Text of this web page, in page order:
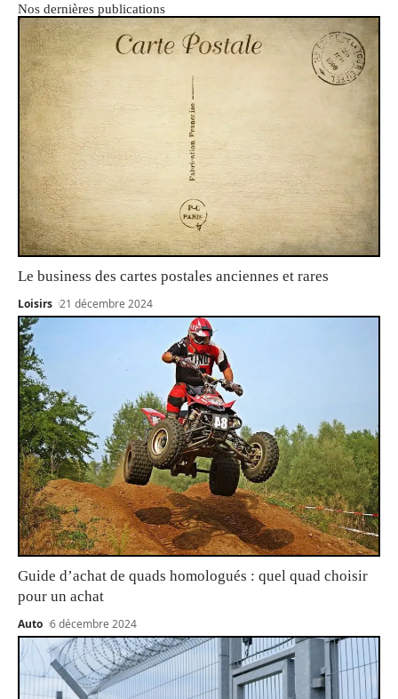
Nos dernières publications
Le business des cartes postales anciennes et rares
Loisirs 21 décembre 2024
Guide d’achat de quads homologués : quel quad choisir
pour un achat
Auto 6 décembre 2024